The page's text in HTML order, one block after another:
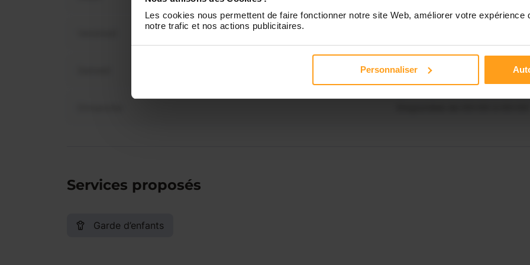
Les cookies nous permettent de faire fonctionner notre site Web, améliorer votre expérience
notre trafic et nos actions publicitaires.
PersonnaliserDisponible de 00:00 à 00:00
Contactez-nous
Services proposés
Garde d’enfants